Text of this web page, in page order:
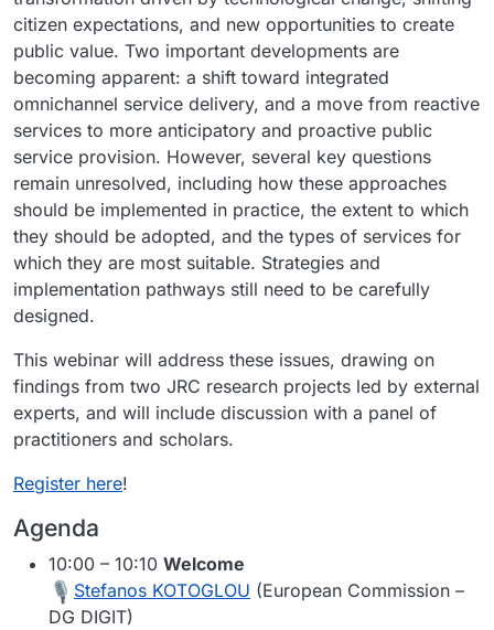
citizen expectations, and new opportunities to create
public value. Two important developments are
becoming apparent: a shift toward integrated
omnichannel service delivery, and a move from reactive
services to more anticipatory and proactive public
service provision. However, several key questions
remain unresolved, including how these approaches
should be implemented in practice, the extent to which
they should be adopted, and the types of services for
which they are most suitable. Strategies and
implementation pathways still need to be carefully
designed.
This webinar will address these issues, drawing on
findings from two JRC research projects led by external
experts, and will include discussion with a panel of
practitioners and scholars.
Register here!
Agenda
10:00 – 10:10 Welcome
Stefanos KOTOGLOU (European Commission –
DG DIGIT)